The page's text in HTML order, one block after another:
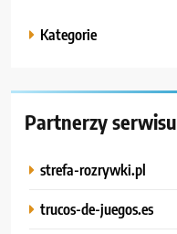
Kategorie
Partnerzy serwisu
strefa-rozrywki.pl
trucos-de-juegos.es